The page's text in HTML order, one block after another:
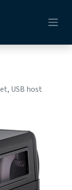
USB host